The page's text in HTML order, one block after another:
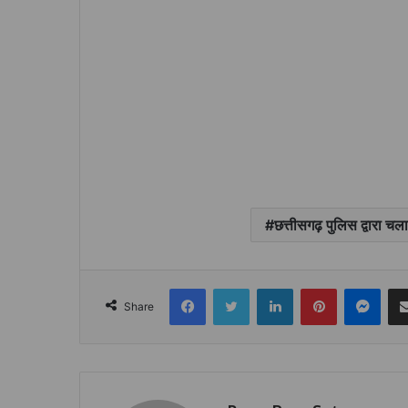
छत्तीसगढ़ पुलिस द्वारा
Share
FacebookTwitter LinkedInPinterest